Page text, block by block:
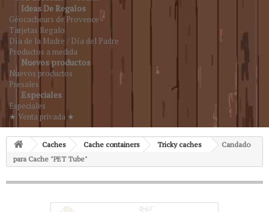
Ideas De Regalos
Géocacheurs de Provence
Tarjetas Regalo
Día de la Madre / Día del Padre
Productos a medida
Nuevos productos
Nuevos productos
Presales
Especiales
Especiales
★ Venta privada ★
Caches Cache containers Tricky caches
Candado
para Cache "PET Tube"